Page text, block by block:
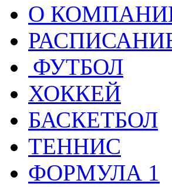
О
ФУТБОЛ
ХОККЕЙ
БАСКЕТБОЛ
ТЕННИС
ФОРМУЛА 1